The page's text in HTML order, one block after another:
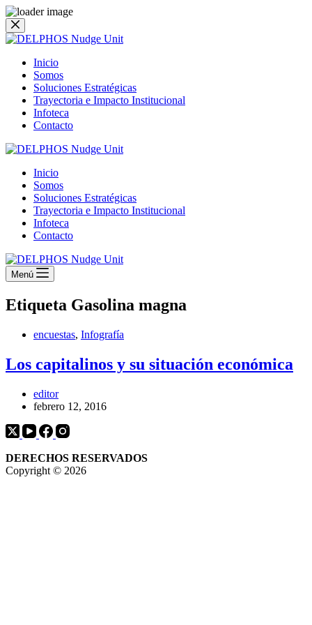
Saltar
al
Inicio
Somos
Soluciones Estratégicas
Trayectoria e Impacto Institucional
Infoteca
Contacto
Inicio
Somos
Soluciones Estratégicas
Trayectoria e Impacto Institucional
Infoteca
Contacto
Menú
Etiqueta Gasolina magna
encuestas, Infografía
Los capitalinos y su situación económica
editor
febrero 12, 2016
DERECHOS RESERVADOS
Copyright © 2026